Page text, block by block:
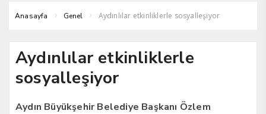
Anasayfa Genel Aydınlılar etkinliklerle sosyalleşiyor
Aydınlılar etkinliklerle
sosyalleşiyor
Aydın Büyükşehir Belediye Başkanı Özlem